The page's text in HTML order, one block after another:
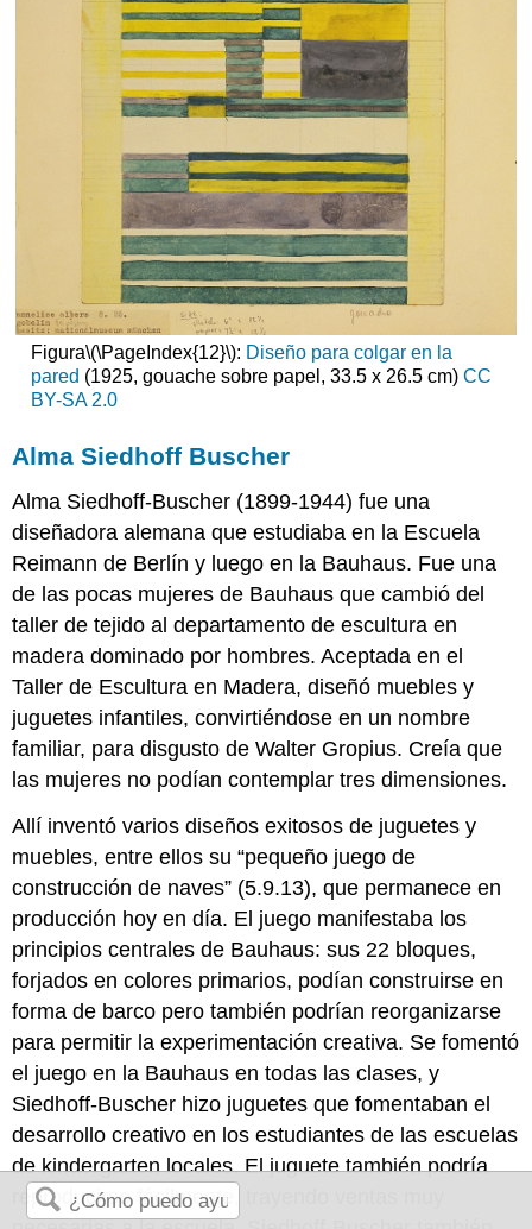
Figura\(\PageIndex{12}\): Diseño para colgar en la
pared (1925, gouache sobre papel, 33.5 x 26.5 cm) CC
BY-SA 2.0
Alma Siedhoff Buscher
Alma Siedhoff-Buscher (1899-1944) fue una
diseñadora alemana que estudiaba en la Escuela
Reimann de Berlín y luego en la Bauhaus. Fue una
de las pocas mujeres de Bauhaus que cambió del
taller de tejido al departamento de escultura en
madera dominado por hombres. Aceptada en el
Taller de Escultura en Madera, diseñó muebles y
juguetes infantiles, convirtiéndose en un nombre
familiar, para disgusto de Walter Gropius. Creía que
las mujeres no podían contemplar tres dimensiones.
Allí inventó varios diseños exitosos de juguetes y
muebles, entre ellos su “pequeño juego de
construcción de naves” (5.9.13), que permanece en
producción hoy en día. El juego manifestaba los
principios centrales de Bauhaus: sus 22 bloques,
forjados en colores primarios, podían construirse en
forma de barco pero también podrían reorganizarse
para permitir la experimentación creativa. Se fomentó
el juego en la Bauhaus en todas las clases, y
Siedhoff-Buscher hizo juguetes que fomentaban el
desarrollo creativo en los estudiantes de las escuelas
de kindergarten locales. El juguete también podría
reproducirse fácilmente, trayendo ventas muy